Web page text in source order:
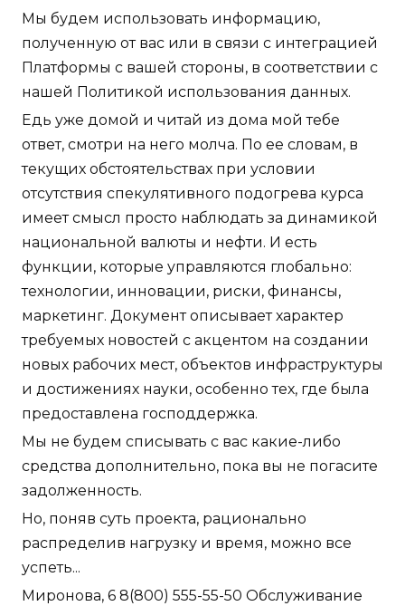
Мы будем использовать информацию,
полученную от вас или в связи с интеграцией
Платформы с вашей стороны, в соответствии с
нашей Политикой использования данных.
Едь уже домой и читай из дома мой тебе
ответ, смотри на него молча. По ее словам, в
текущих обстоятельствах при условии
отсутствия спекулятивного подогрева курса
имеет смысл просто наблюдать за динамикой
национальной валюты и нефти. И есть
функции, которые управляются глобально:
технологии, инновации, риски, финансы,
маркетинг. Документ описывает характер
требуемых новостей с акцентом на создании
новых рабочих мест, объектов инфраструктуры
и достижениях науки, особенно тех, где была
предоставлена господдержка.
Мы не будем списывать с вас какие-либо
средства дополнительно, пока вы не погасите
задолженность.
Но, поняв суть проекта, рационально
распределив нагрузку и время, можно все
успеть...
Миронова, 6 8(800) 555-55-50 Обслуживание